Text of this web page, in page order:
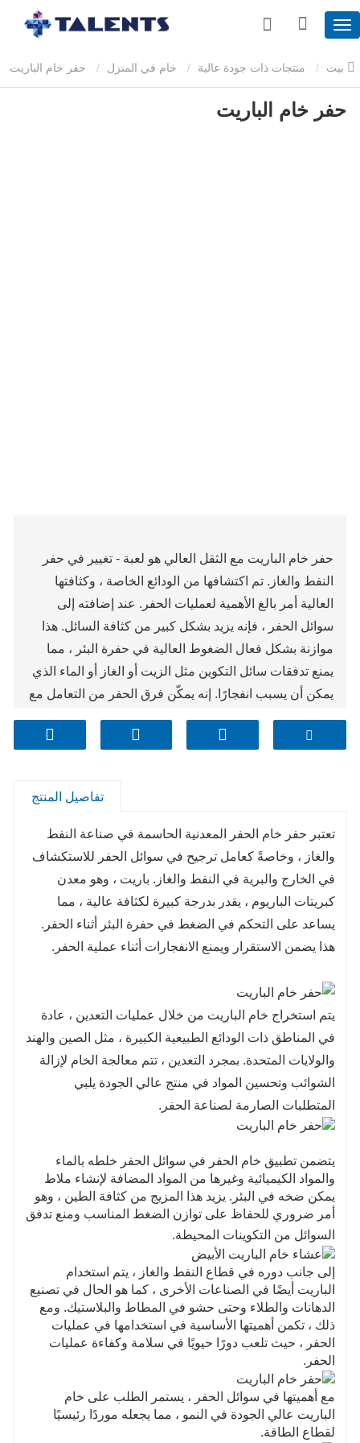
منتجات ذات جودة عالية خام في المنزل
حفر خام الباريت
حفر خام الباريت مع الثقل العالي هو لعبة - تغيير في حفر
النفط والغاز. تم اكتشافها من الودائع الخاصة ، وكثافتها
العالية أمر بالغ الأهمية لعمليات الحفر. عند إضافته إلى
سوائل الحفر ، فإنه يزيد بشكل كبير من كثافة السائل. هذا
موازنة بشكل فعال الضغوط العالية في حفرة البئر ، مما
يمنع تدفقات سائل التكوين مثل الزيت أو الغاز أو الماء الذي
يمكن أن يسبب انفجارًا. إنه يمكّن فرق الحفر من التعامل مع
مورداً أساسياً في استخراج الطاقة الحديث.
سعة العرض ： 2000 طن متري في الشهر
وقت التسليم ： خلال 15 يوم عمل بعد تلقي تأكيد الطلب
ودفعه.
وزن المنتج ： 25 كجم/حقيبة
تفاصيل المنتج
تعتبر حفر خام الحفر المعدنية الحاسمة في صناعة النفط
والغاز ، وخاصةً كعامل ترجيح في سوائل الحفر للاستكشاف
في الخارج والبرية في النفط والغاز. باريت ، وهو معدن
كبريتات الباريوم ، يقدر بدرجة كبيرة لكثافة عالية ، مما
يساعد على التحكم في الضغط في حفرة البئر أثناء الحفر.
هذا يضمن الاستقرار ويمنع الانفجارات أثناء عملية الحفر.
يتم استخراج خام الباريت من خلال عمليات التعدين ، عادة
في المناطق ذات الودائع الطبيعية الكبيرة ، مثل الصين والهند
والولايات المتحدة. بمجرد التعدين ، تتم معالجة الخام لإزالة
الشوائب وتحسين المواد في منتج عالي الجودة يلبي
المتطلبات الصارمة لصناعة الحفر.
يتضمن تطبيق خام الحفر في سوائل الحفر خلطه بالماء
والمواد الكيميائية وغيرها من المواد المضافة لإنشاء ملاط ​​
يمكن ضخه في البئر. يزيد هذا المزيج من كثافة الطين ، وهو
أمر ضروري للحفاظ على توازن الضغط المناسب ومنع تدفق
السوائل من التكوينات المحيطة.
إلى جانب دوره في قطاع النفط والغاز ، يتم استخدام
الباريت أيضًا في الصناعات الأخرى ، كما هو الحال في تصنيع
الدهانات والطلاء وحتى حشو في المطاط والبلاستيك. ومع
ذلك ، تكمن أهميتها الأساسية في استخدامها في عمليات
الحفر ، حيث تلعب دورًا حيويًا في سلامة وكفاءة عمليات
الحفر.
مع أهميتها في سوائل الحفر ، يستمر الطلب على خام
الباريت عالي الجودة في النمو ، مما يجعله موردًا رئيسيًا
لقطاع الطاقة.